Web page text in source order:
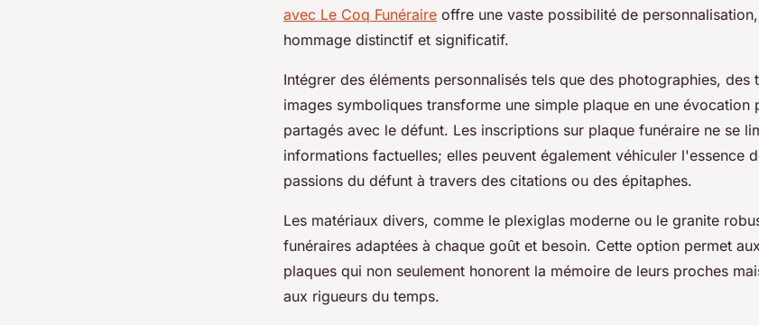
avec Le Coq Funéraire offre une vaste possibilité de
hommage distinctif et significatif.
Intégrer des éléments personnalisés tels que des photographies, des
images symboliques transforme une simple plaque en une évocation
partagés avec le défunt. Les inscriptions sur plaque funéraire ne se
informations factuelles; elles peuvent également véhiculer l'essence
passions du défunt à travers des citations ou des épitaphes.
Les matériaux divers, comme le plexiglas moderne ou le granite
funéraires adaptées à chaque goût et besoin. Cette option permet
plaques qui non seulement honorent la mémoire de leurs proches
aux rigueurs du temps.